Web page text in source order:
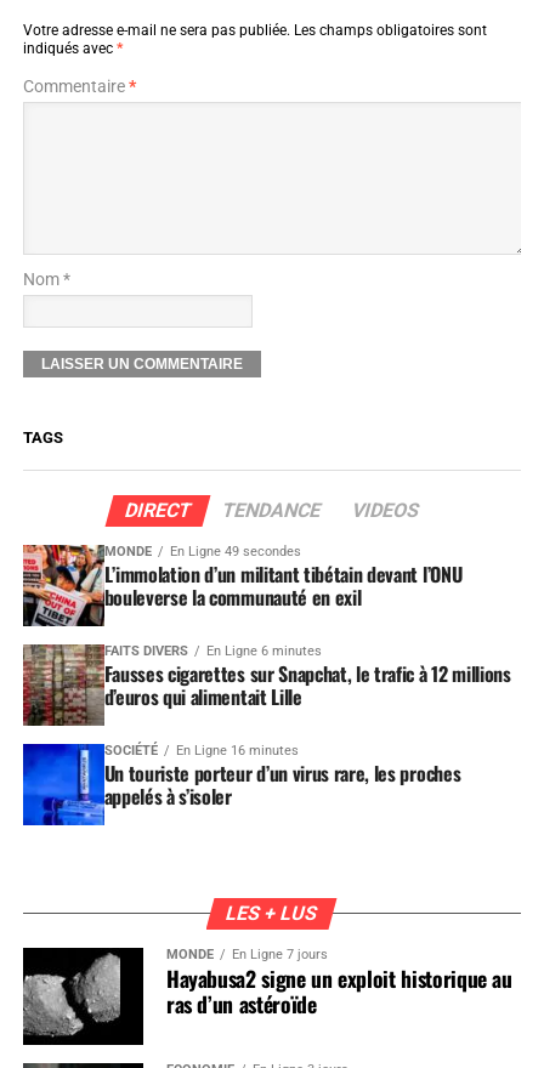
Votre adresse e-mail ne sera pas publiée. Les champs obligatoires sont
indiqués avec *
Commentaire*
Nom *
TAGS
DIRECT TENDANCE VIDEOS
MONDE En Ligne 49 secondes
L’immolation d’un militant tibétain devant l’ONU
bouleverse la communauté en exil
FAITS DIVERS En Ligne 6 minutes
Fausses cigarettes sur Snapchat, le trafic à 12 millions
d’euros qui alimentait Lille
SOCIÉTÉ En Ligne 16 minutes
Un touriste porteur d’un virus rare, les proches
appelés à s’isoler
LES + LUS
MONDE En Ligne 7 jours
Hayabusa2 signe un exploit historique au
ras d’un astéroïde